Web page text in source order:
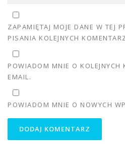
ZAPAMIĘTAJ MOJE DANE W TEJ
PISANIA KOLEJNYCH
POWIADOM MNIE O KOLEJNYCH
EMAIL.
POWIADOM MNIE O NOWYCH